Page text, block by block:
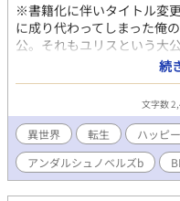
※書籍化に伴いタイトル変
に成り代わってしまった俺
公。それもユリスという大
もユリスは「ヴィアンの氷
しい。本来のユリスがあれ
んだかギクシャク。なん
知識・記憶一切なしの成り
ることに。 突然性格が豹変
異世界ライフを楽しむお話
期更新。冒頭から少しです
意下さい。
続
文字数
異世界 転生 ハッピ
アンダルシュノベルズb
BL